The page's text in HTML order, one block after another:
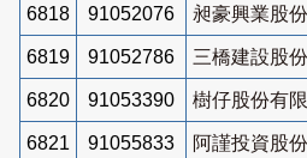
6818 91052076 昶豪興業股
6819 91052786 三橋建設股
6820 91053390 樹仔股份有
6821 91055833 阿謹投資股